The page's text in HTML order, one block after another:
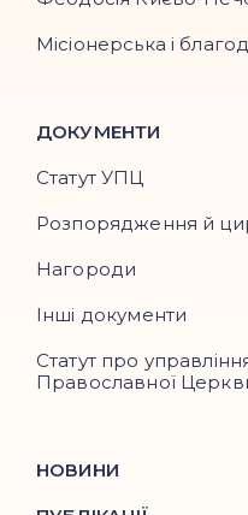
Місіонерська і
ДОКУМЕНТИ
Статут УПЦ
Розпорядження й
Нагороди
Інші документи
Статут про
Православної
НОВИНИ